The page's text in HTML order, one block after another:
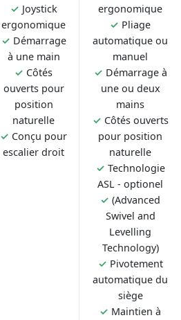
✓ Joystick
ergonomique
✓ Démarrage
à une main
✓ Côtés
ouverts pour
position
naturelle
✓ Conçu pour
escalier droit
ergonomique
✓ Pliage
automatique ou
manuel
✓ Démarrage à
une ou deux
mains
✓ Côtés ouverts
pour position
naturelle
✓ Technologie
ASL - optionel
✓ (Advanced
Swivel and
Levelling
Technology)
✓ Pivotement
automatique du
siège
✓ Maintien à